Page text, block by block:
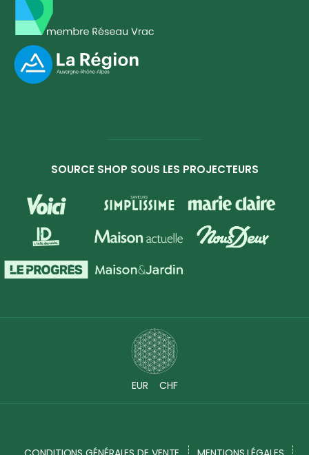
SOURCE SHOP SOUS LES PROJECTEURS
EUR CHF